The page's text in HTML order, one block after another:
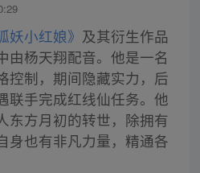
妖小红娘》 及其衍生作品
由杨天翔配音。他是一名
控制，期间隐藏实力，后
联手完成红线仙任务。他
东方月初的转世，除拥有
身也有非凡力量，精通各